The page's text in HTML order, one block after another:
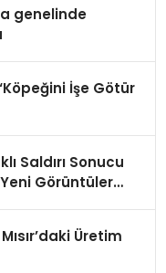
genelinde
İşe Götür
Saldırı Sonucu
Görüntüler
Üretim